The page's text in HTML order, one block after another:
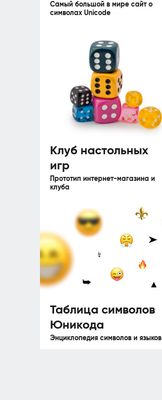
Самый большой в мире сайт о
символах Unicode
Клуб настольных
игр
Прототип интернет-магазина и
клуба
Таблица символов
Юникода
Энциклопедия символов и языков